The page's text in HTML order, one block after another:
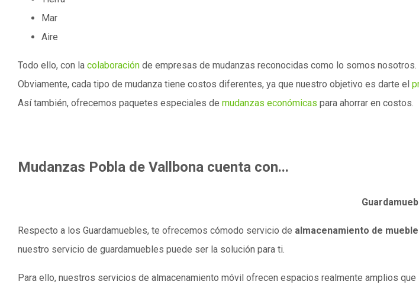
Mar
Aire
Todo ello, con la colaboración de empresas de mudanzas reconocidas como lo somos nosotros.
Obviamente, cada tipo de mudanza tiene costos diferentes, ya que nuestro objetivo es darte el
Así también, ofrecemos paquetes especiales de mudanzas económicas para ahorrar en costos.
Mudanzas Pobla de Vallbona cuenta con...
Respecto a los Guardamuebles, te ofrecemos cómodo servicio de almacenamiento de
nuestro servicio de guardamuebles puede ser la solución para ti.
Para ello, nuestros servicios de almacenamiento móvil ofrecen espacios realmente amplios que